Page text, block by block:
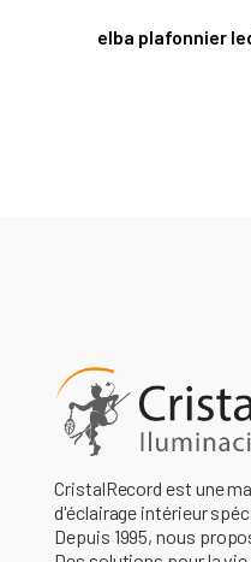
elba plafonnier
CristalRecord est une
d'éclairage intérieur
Depuis 1995, nous